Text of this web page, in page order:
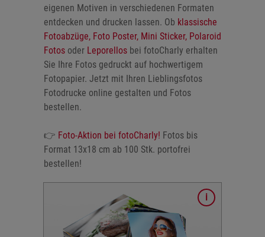
eigenen Motiven in verschiedenen Formaten
entdecken und drucken lassen. Ob klassische
Fotoabzüge, Foto Poster, Mini Sticker, Polaroid
Fotos oder Leporellos bei fotoCharly erhalten
Sie Ihre Fotos gedruckt auf hochwertigem
Fotopapier. Jetzt mit Ihren Lieblingsfotos
Fotodrucke online gestalten und Fotos
bestellen.
👉 Foto-Aktion bei fotoCharly! Fotos bis
Format 13x18 cm ab 100 Stk. portofrei
bestellen!